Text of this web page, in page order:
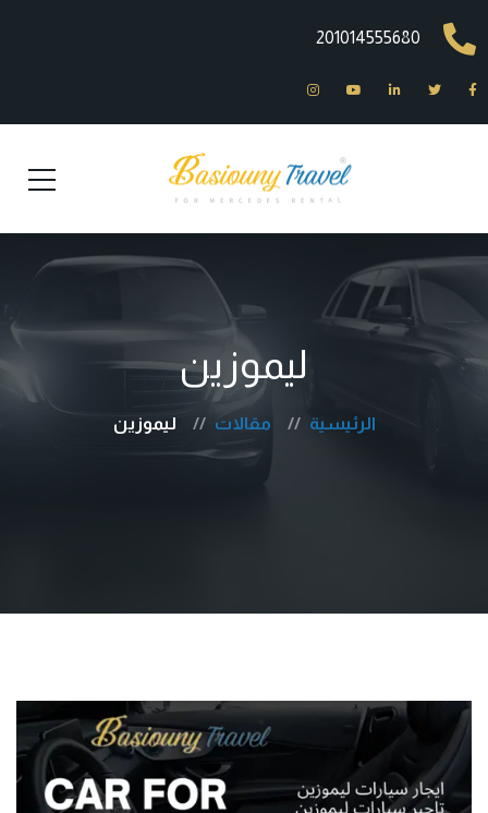
201014555680
ليموزين
الرئيسية مقالات ليموزين